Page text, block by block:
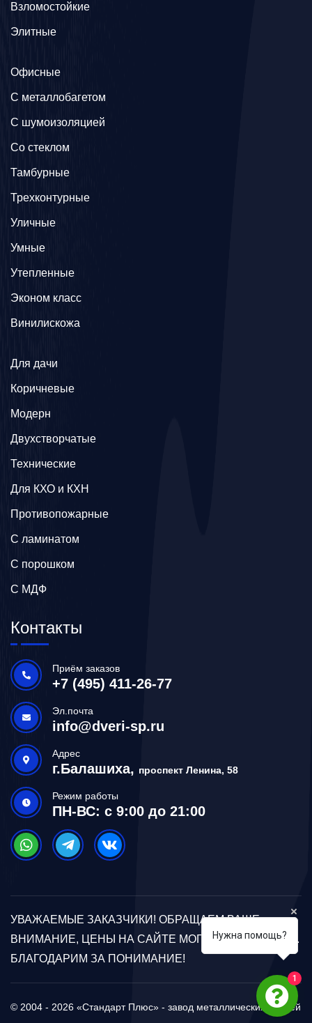
Взломостойкие
Элитные
Офисные
C металлобагетом
С шумоизоляцией
Со стеклом
Тамбурные
Трехконтурные
Уличные
Умные
Утепленные
Эконом класс
Винилискожа
Для дачи
Коричневые
Модерн
Двухстворчатые
Технические
Для КХО и КХН
Противопожарные
С ламинатом
С порошком
С МДФ
Контакты
Приём заказов
+7 (495) 411-26-77
Эл.почта
info@dveri-sp.ru
Адрес
г.Балашиха, проспект Ленина, 58
Режим работы
ПН-ВС: с 9:00 до 21:00
УВАЖАЕМЫЕ ЗАКАЗЧИКИ! ОБРАЩАЕМ ВАШЕ
ВНИМАНИЕ, ЦЕНЫ НА САЙТЕ МОГУТ ОТЛИЧАТЬСЯ.
БЛАГОДАРИМ ЗА ПОНИМАНИЕ!
© 2004 - 2026 «Стандарт Плюс» - завод металлических дверей
Нужна помощь?
1